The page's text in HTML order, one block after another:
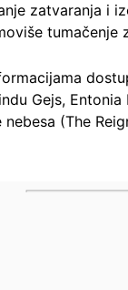
zatvaranja i
tumačenje
Gejs,
nebesa (The